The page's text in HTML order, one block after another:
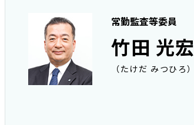
常勤監査等委員
竹田 光宏
（たけだ みつひろ）